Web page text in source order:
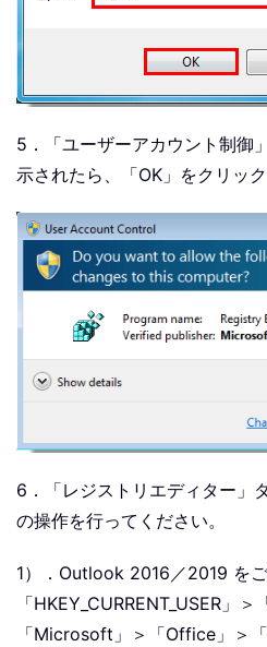
5．「ユーザーアカウント制御
示されたら、「OK」をクリック
6．「レジストリエディター」
の操作を行ってください。
1）．Outlook 2016／2019 をご
「HKEY_CURRENT_USER」
「Microsoft」＞「Office」＞